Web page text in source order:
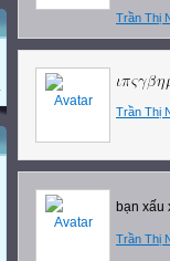
22 - 6
Hạ Chí
22 - 12
Đông� Chí
Thu Phân
21 - 3
Xuân Phân
22 - 6
Trần Thị
Trần Thị
bạn xấu
Trần Thị